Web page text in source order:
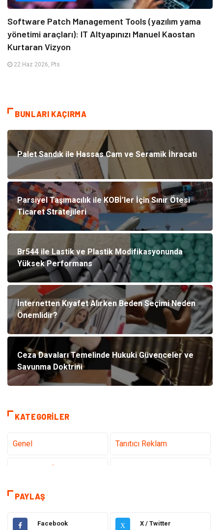
Software Patch Management Tools (yazılım yama
yönetimi araçları): IT Altyapınızı Manuel Kaostan
Kurtaran Vizyon
22 Haz 2026, Pts
BUNLARI KAÇIRMA
Palet Sandık ile Hassas Cam ve Seramik İhracatı
Parsiyel Taşımacılık ile KOBİ’ler İçin Sınır Ötesi
Ticaret Stratejileri
Br544 ile Lastik ve Plastik Modifikasyonunda
Yüksek Performans
İnternetten Kıyafet Alırken Beden Seçimi Neden
Önemlidir?
Ceza Davaları Temelinde Hukuki Güvenceler ve
Savunma Doktrini
KATEGORILER
Genel Tanıtıcı Reklam
Hizmet
Hukuk Elektrik Elektronik
PAYLAŞ
Facebook X X / Twitter